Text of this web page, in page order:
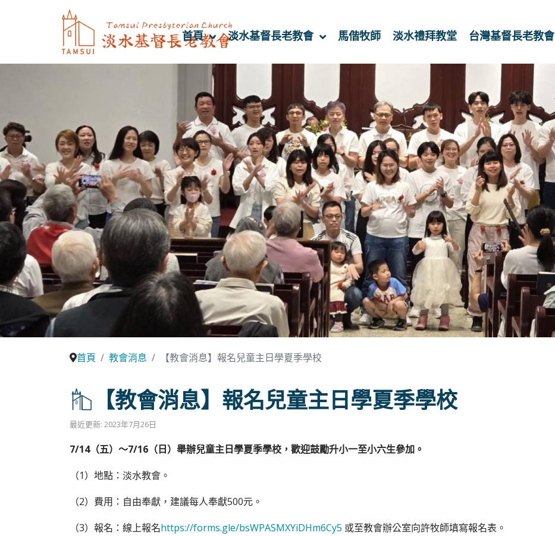
首頁 淡水基督長老教會 馬偕牧師 淡水禮拜教堂 台灣基督長老教會
首頁 教會消息 【教會消息】報名兒童主日學夏季學校
【教會消息】報名兒童主日學夏季學校
最近更新: 2023年7月26日
7/14（五）〜7/16（日）舉辦兒童主日學夏季學校，歡迎鼓勵升小一至小六生參加。
（1）地點：淡水教會。
（2）費用：自由奉獻，建議每人奉獻500元。
（3）報名：線上報名https://forms.gle/bsWPASMXYiDHm6Cy5 或至教會辦公室向許牧師填寫報名表。